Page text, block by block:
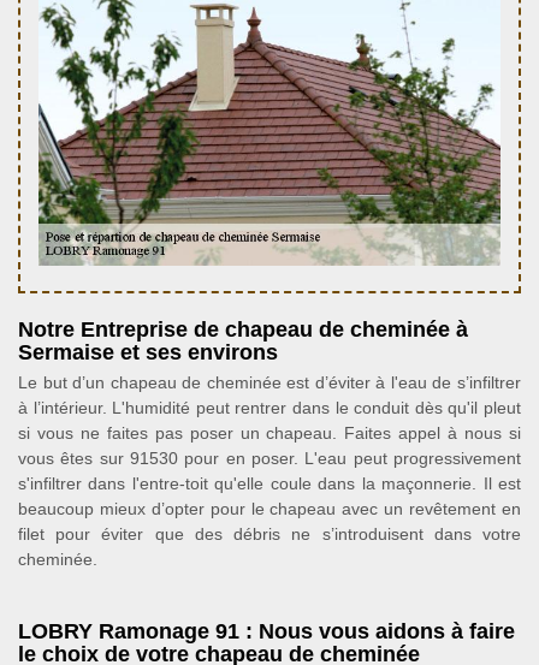
Notre Entreprise de chapeau de cheminée à
Sermaise et ses environs
Le but d’un chapeau de cheminée est d’éviter à l'eau de s’infiltrer
à l’intérieur. L'humidité peut rentrer dans le conduit dès qu'il pleut
si vous ne faites pas poser un chapeau. Faites appel à nous si
vous êtes sur 91530 pour en poser. L'eau peut progressivement
s'infiltrer dans l'entre-toit qu'elle coule dans la maçonnerie. Il est
beaucoup mieux d’opter pour le chapeau avec un revêtement en
filet pour éviter que des débris ne s’introduisent dans votre
cheminée.
LOBRY Ramonage 91 : Nous vous aidons à faire
le choix de votre chapeau de cheminée